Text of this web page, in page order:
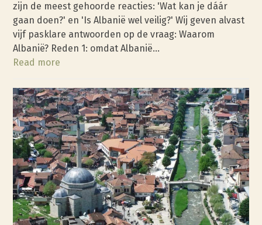
zijn de meest gehoorde reacties: 'Wat kan je dáár
gaan doen?' en 'Is Albanië wel veilig?' Wij geven alvast
vijf pasklare antwoorden op de vraag: Waarom
Albanië? Reden 1: omdat Albanië…
Read more